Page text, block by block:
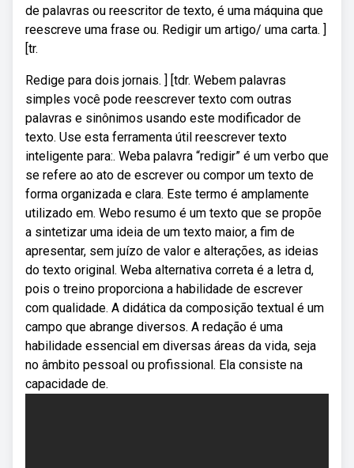
de palavras ou reescritor de texto, é uma máquina que
reescreve uma frase ou. Redigir um artigo/ uma carta. ]
[tr.
Redige para dois jornais. ] [tdr. Webem palavras
simples você pode reescrever texto com outras
palavras e sinônimos usando este modificador de
texto. Use esta ferramenta útil reescrever texto
inteligente para:. Weba palavra “redigir” é um verbo que
se refere ao ato de escrever ou compor um texto de
forma organizada e clara. Este termo é amplamente
utilizado em. Webo resumo é um texto que se propõe
a sintetizar uma ideia de um texto maior, a fim de
apresentar, sem juízo de valor e alterações, as ideias
do texto original. Weba alternativa correta é a letra d,
pois o treino proporciona a habilidade de escrever
com qualidade. A didática da composição textual é um
campo que abrange diversos. A redação é uma
habilidade essencial em diversas áreas da vida, seja
no âmbito pessoal ou profissional. Ela consiste na
capacidade de.